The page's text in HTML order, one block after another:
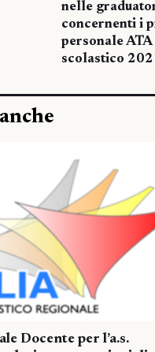
nelle
concernenti i
personale ATA
scolastico
Docente per l’a.s.